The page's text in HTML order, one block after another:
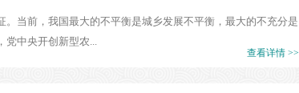
当前，我国最大的不平衡是城乡发展不平衡，最大的不充分是
党中央开创新型农...
查看详情 >>